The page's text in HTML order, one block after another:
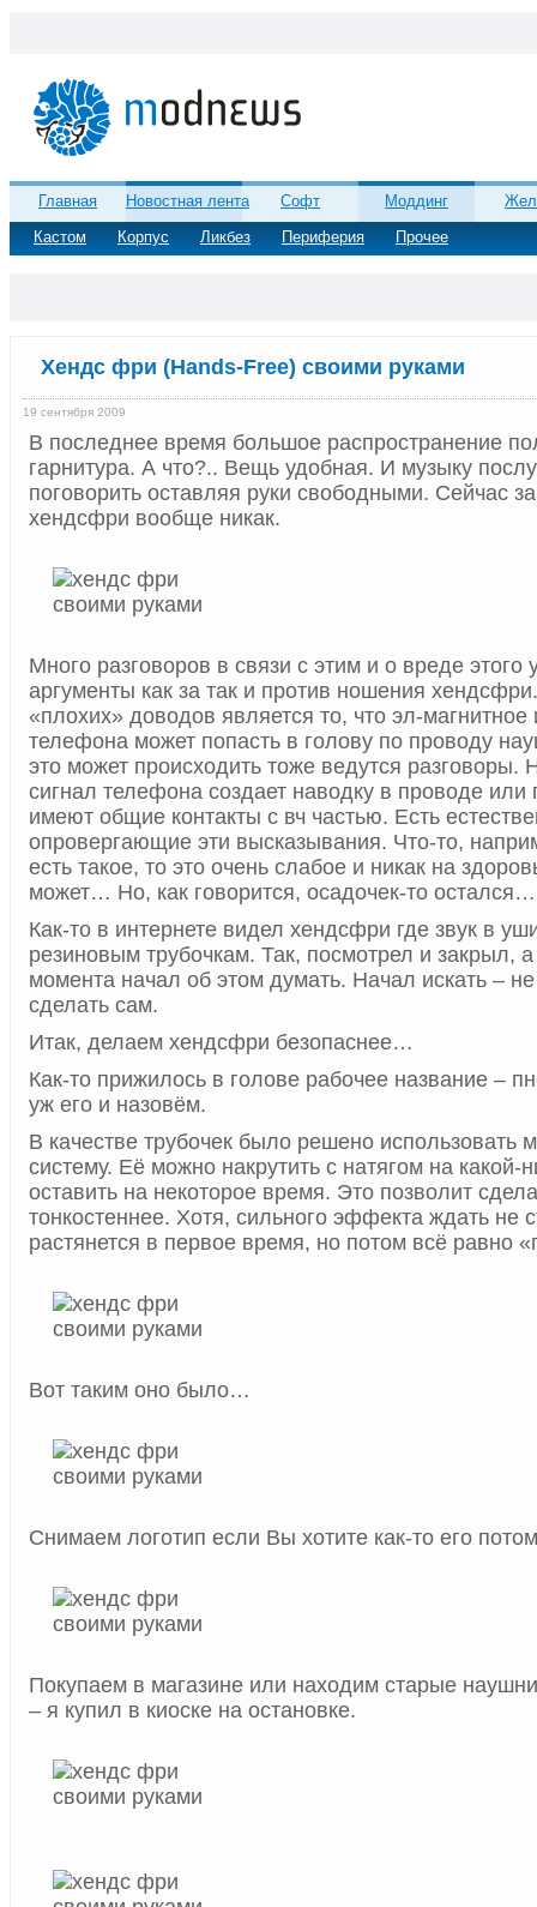
Главная Новостная лента Софт
Моддинг
Кастом
Корпус Ликбез Периферия Прочее
Хендс фри (Hands-Free) своими руками
19 сентября 2009
В последнее время большое распространение
гарнитура. А что?.. Вещь удобная. И музыку
поговорить оставляя руки свободными. Сейчас
хендсфри вообще никак.
Много разговоров в связи с этим и о вреде этого
аргументы как за так и против ношения
«плохих» доводов является то, что эл-магнитное
телефона может попасть в голову по проводу
это может происходить тоже ведутся разговоры.
сигнал телефона создает наводку в проводе
имеют общие контакты с вч частью. Есть
опровергающие эти высказывания. Что-то,
есть такое, то это очень слабое и никак на
может… Но, как говорится, осадочек-то остался…
Как-то в интернете видел хендсфри где звук в
резиновым трубочкам. Так, посмотрел и закрыл,
момента начал об этом думать. Начал искать –
сделать сам.
Итак, делаем хендсфри безопаснее…
Как-то прижилось в голове рабочее название –
уж его и назовём.
В качестве трубочек было решено использовать
систему. Её можно накрутить с натягом на какой-
оставить на некоторое время. Это позволит
тонкостеннее. Хотя, сильного эффекта ждать не
растянется в первое время, но потом всё равно
Вот таким оно было…
Снимаем логотип если Вы хотите как-то его
Покупаем в магазине или находим старые
– я купил в киоске на остановке.